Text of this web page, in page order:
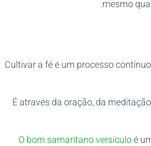
mesmo
Cultivar a fé é um processo
É através da oração, da
O bom samaritano versículoé